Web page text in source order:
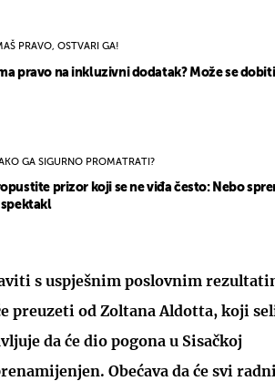
PRAVO, OSTVARI GA!
pravo na inkluzivni dodatak? Može se
GA SIGURNO PROMATRATI?
prizor koji se ne viđa često: Nebo
s uspješnim poslovnim
preuzeti od Zoltana Aldotta, koji
da će dio pogona u Sisačkoj
Obećava da će svi